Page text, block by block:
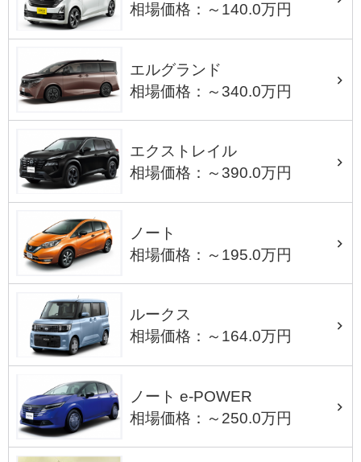
相場価格：～140.0万円
エルグランド
相場価格：～340.0万円
エクストレイル
相場価格：～390.0万円
ノート
相場価格：～195.0万円
ルークス
相場価格：～164.0万円
ノート e-POWER
相場価格：～250.0万円